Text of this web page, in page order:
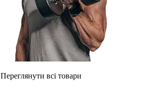
Переглянути всі товари